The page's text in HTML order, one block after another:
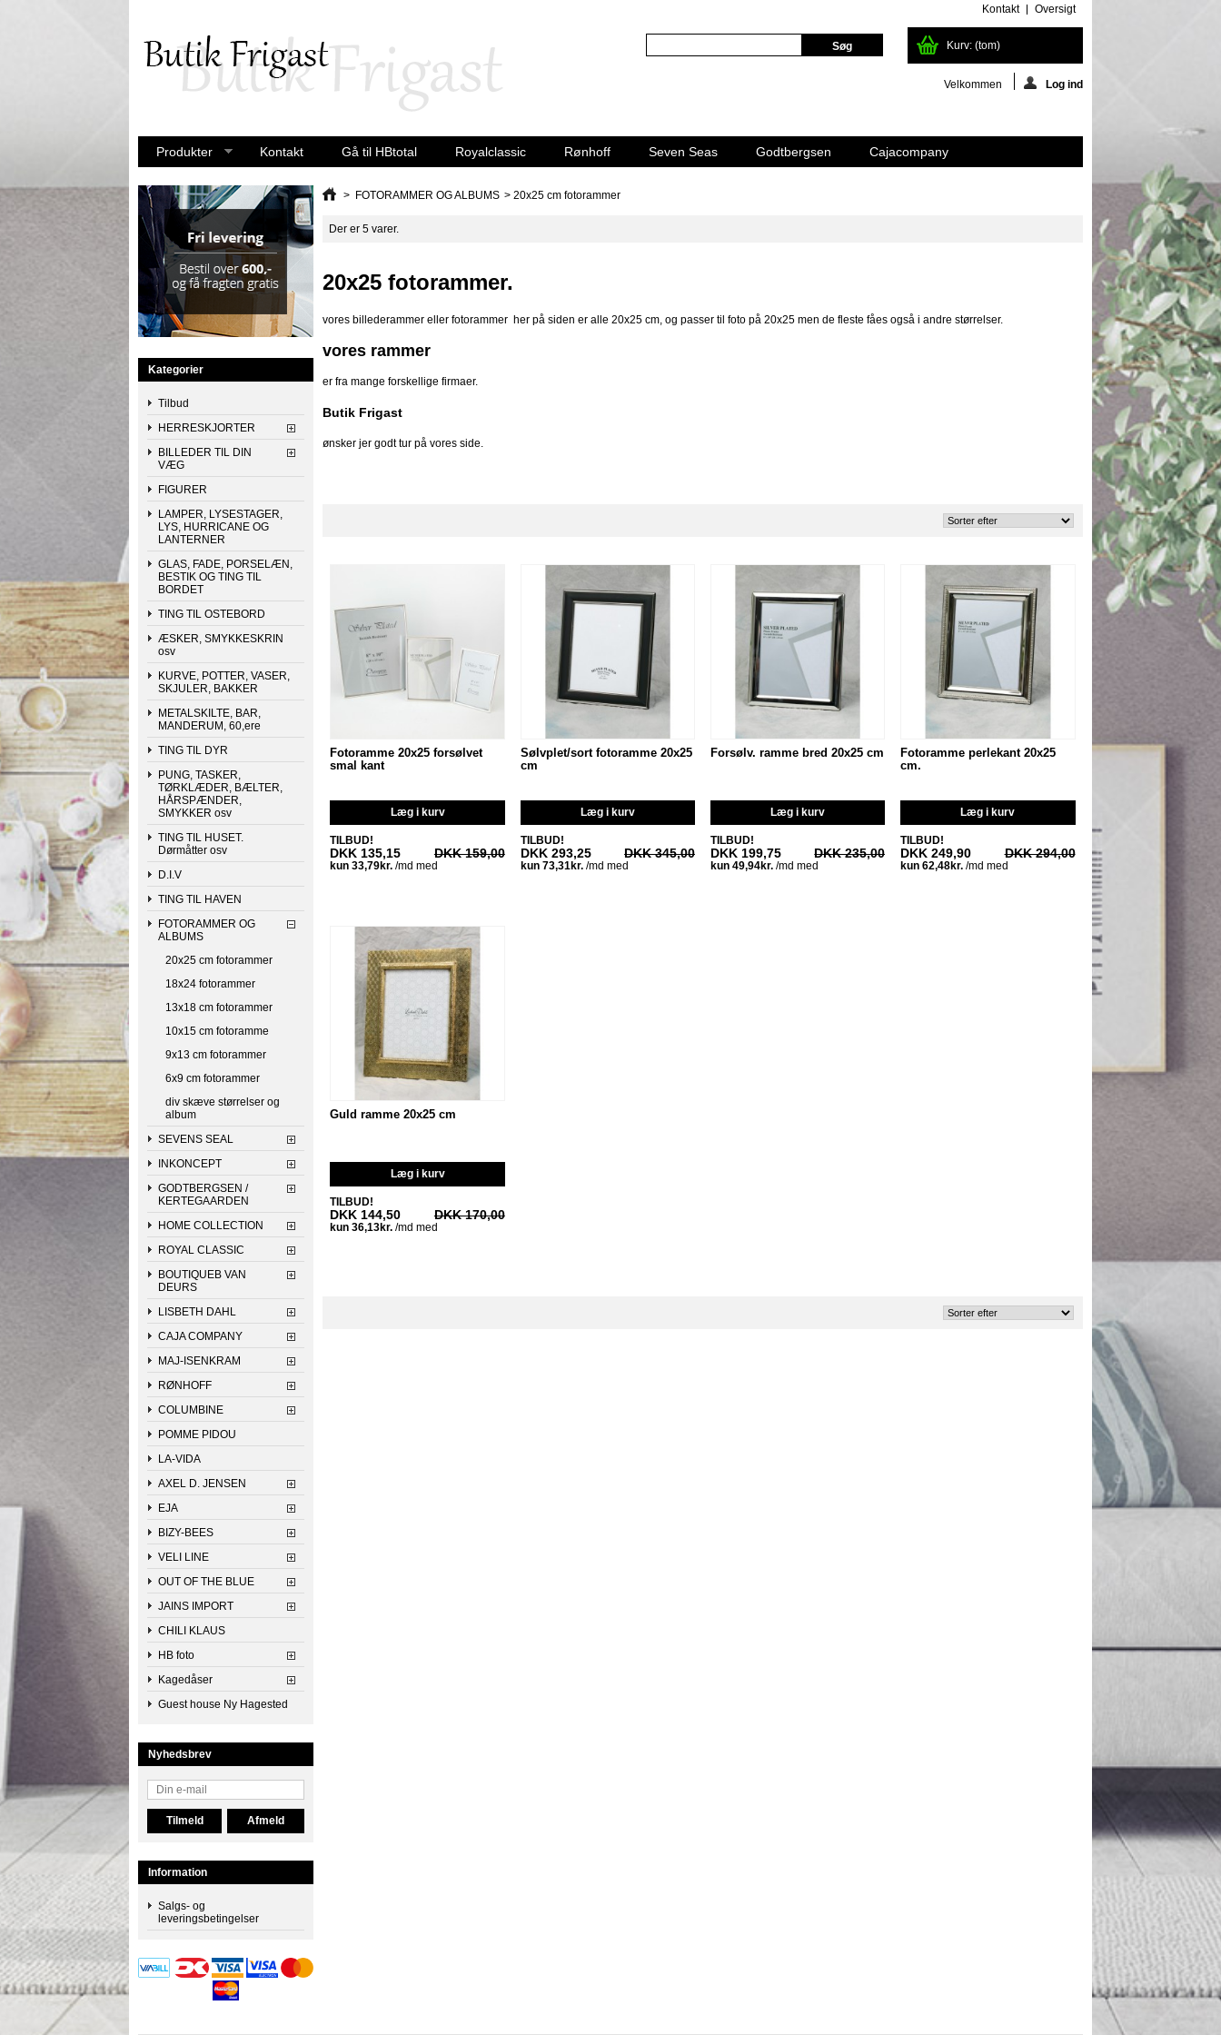
Kontakt Oversigt
Kurv: (tom)
Velkommen Log ind
Produkter Kontakt Gå til HBtotal Royalclassic Rønhoff Seven Seas Godtbergsen Cajacompany
Kategorier
Tilbud
HERRESKJORTER
BILLEDER TIL DIN
VÆG
FIGURER
LAMPER, LYSESTAGER,
LYS, HURRICANE OG
LANTERNER
GLAS, FADE, PORSELÆN,
BESTIK OG TING TIL
BORDET
TING TIL OSTEBORD
ÆSKER, SMYKKESKRIN
osv
KURVE, POTTER, VASER,
SKJULER, BAKKER
METALSKILTE, BAR,
MANDERUM, 60,ere
TING TIL DYR
PUNG, TASKER,
TØRKLÆDER, BÆLTER,
HÅRSPÆNDER,
SMYKKER osv
TING TIL HUSET.
Dørmåtter osv
D.I.V
TING TIL HAVEN
FOTORAMMER OG
ALBUMS
20x25 cm fotorammer
18x24 fotorammer
13x18 cm fotorammer
10x15 cm fotoramme
9x13 cm fotorammer
6x9 cm fotorammer
div skæve størrelser og
album
SEVENS SEAL
INKONCEPT
GODTBERGSEN /
KERTEGAARDEN
HOME COLLECTION
ROYAL CLASSIC
BOUTIQUEB VAN
DEURS
LISBETH DAHL
CAJA COMPANY
MAJ-ISENKRAM
RØNHOFF
COLUMBINE
POMME PIDOU
LA-VIDA
AXEL D. JENSEN
EJA
BIZY-BEES
VELI LINE
OUT OF THE BLUE
JAINS IMPORT
CHILI KLAUS
HB foto
Kagedåser
Guest house Ny Hagested
Nyhedsbrev
Information
Salgs- og
leveringsbetingelser
> FOTORAMMER OG ALBUMS > 20x25 cm fotorammer
Der er 5 varer.
20x25 fotorammer.
vores billederammer eller fotorammer her på siden er alle 20x25 cm, og passer til foto på 20x25 men de fleste fåes også i andre størrelser.
vores rammer
er fra mange forskellige firmaer.
Butik Frigast
ønsker jer godt tur på vores side.
Fotoramme 20x25 forsølvet
smal kant
Læg i kurv
TILBUD!
DKK 135,15 DKK 159,00
Sølvplet/sort fotoramme 20x25
cm
Læg i kurv
TILBUD!
DKK 293,25 DKK 345,00
Forsølv. ramme bred 20x25 cm
Læg i kurv
TILBUD!
DKK 199,75 DKK 235,00
Fotoramme perlekant 20x25
cm.
Læg i kurv
TILBUD!
DKK 249,90 DKK 294,00
Guld ramme 20x25 cm
Læg i kurv
TILBUD!
DKK 144,50 DKK 170,00